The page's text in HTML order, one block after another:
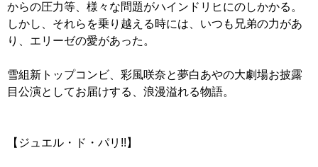
からの圧力等、様々な問題がハインドリヒにのしかかる。
しかし、それらを乗り越える時には、いつも兄弟の力があ
り、エリーゼの愛があった。
雪組新トップコンビ、彩風咲奈と夢白あやの大劇場お披露
目公演としてお届けする、浪漫溢れる物語。
【ジュエル・ド・パリ!!】